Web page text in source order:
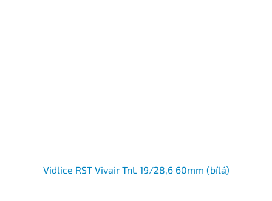
Vidlice RST Vivair TnL 19/28,6 60mm (bílá)